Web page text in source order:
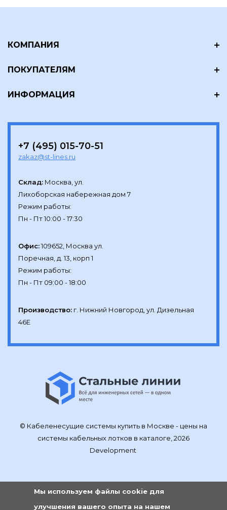
КОМПАНИЯ
ПОКУПАТЕЛЯМ
ИНФОРМАЦИЯ
+7 (495) 015-70-51
zakaz@st-lines.ru
Склад: Москва, ул.
Лихоборская набережная дом 7
Режим работы:
Офис:109652, Москва ул.
Поречная, д. 13, корп 1
Режим работы:
Производство: г. Нижний Новгород, ул. Дизельная
46Е
© Кабеленесущие системы купить в Москве - цены на
системы кабельных лотков в каталоге, 2026
Development
Мы используем файлы cookie для
улучшения вашего опыта на нашем